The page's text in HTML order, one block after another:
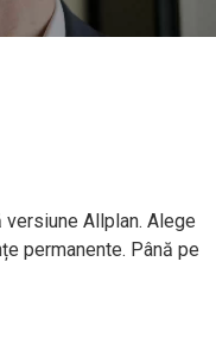
Allplan. Alege
permanente. Până pe